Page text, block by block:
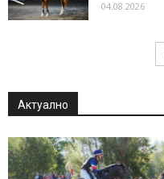
04.08.2026
Актуално